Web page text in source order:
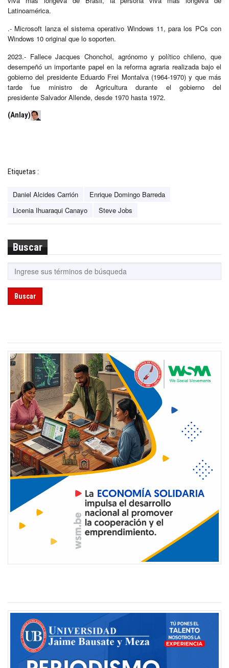
Latinoamérica.
.- Microsoft lanza el sistema operativo Windows 11, para los PCs con
Windows 10 original que lo soporten.
2023.- Fallece Jacques Chonchol, agrónomo y político chileno, que
desempeñó un importante papel en la reforma agraria realizada bajo el
gobierno del presidente Eduardo Frei Montalva (1964-1970) y que más
tarde fue ministro de Agricultura durante el gobierno del
presidente Salvador Allende, desde 1970 hasta 1972.
(Anlay)
Etiquetas :
Daniel Alcides Carrión
Enrique Domingo Barreda
Licenia Ihuaraqui Canayo
Steve Jobs
Buscar
Buscar